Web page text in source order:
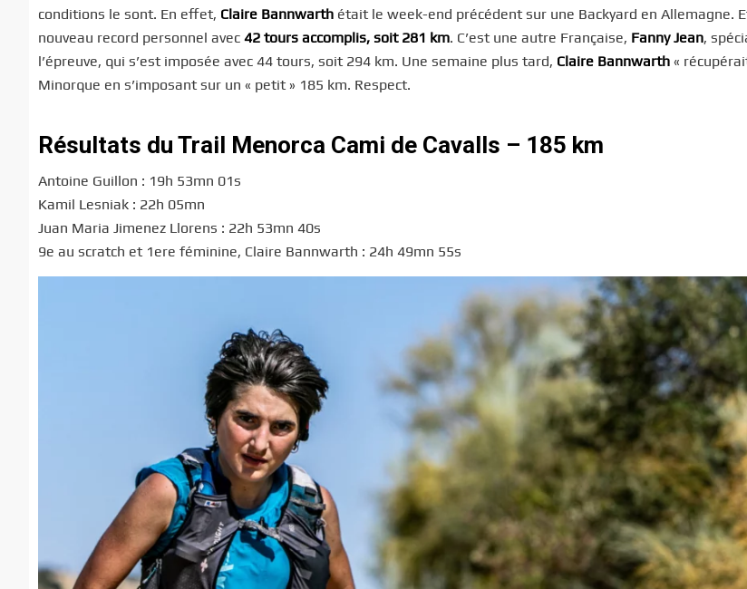
conditions le sont. En effet, Claire Bannwarth était le week-end précédent sur une Backyard en Allemagne.
nouveau record personnel avec 42 tours accomplis, soit 281 km. C’est une autre Française, Fanny Jean,
l’épreuve, qui s’est imposée avec 44 tours, soit 294 km. Une semaine plus tard, Claire Bannwarth «
Minorque en s’imposant sur un « petit » 185 km. Respect.
Résultats du Trail Menorca Cami de Cavalls – 185 km
Antoine Guillon : 19h 53mn 01s
Kamil Lesniak : 22h 05mn
Juan Maria Jimenez Llorens : 22h 53mn 40s
9e au scratch et 1ere féminine, Claire Bannwarth : 24h 49mn 55s